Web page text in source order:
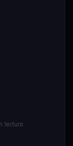
lectura